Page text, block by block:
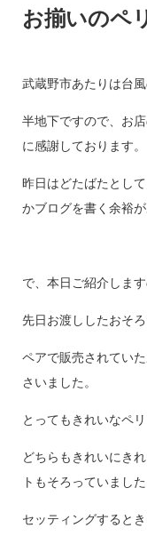
お揃いのペ
武蔵野市あたりは台
半地下ですので、お
に感謝しております。
昨日はどたばたとし
かブログを書く余裕
で、本日ご紹介します
先日お渡ししたおそ
ペアで販売されてい
さいました。
とってもきれいなペリ
どちらもきれいにき
トもそろっていました
セッティングすると